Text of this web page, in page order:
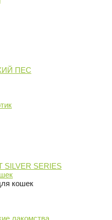
ПЕС
SILVER SERIES
кошек
лакомства